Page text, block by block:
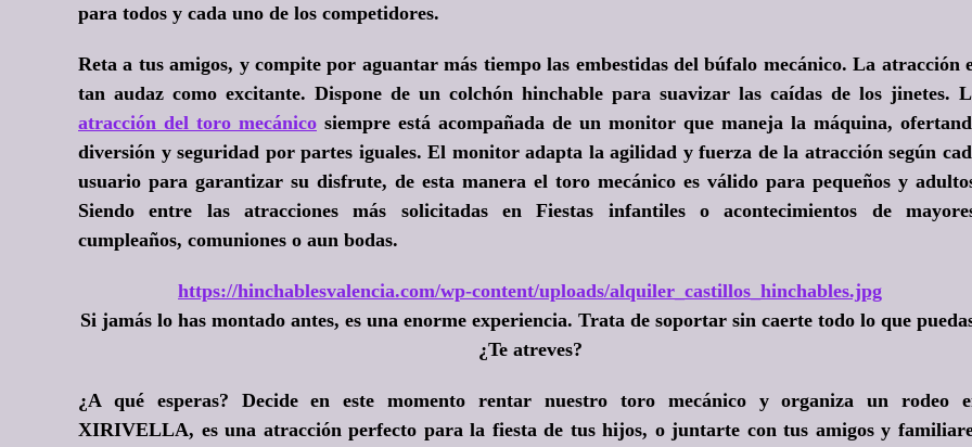
para todos y cada uno de los competidores.
Reta a tus amigos, y compite por aguantar más tiempo las embestidas del búfalo mecánico. La atracción
tan audaz como excitante. Dispone de un colchón hinchable para suavizar las caídas de los jinetes.
atracción del toro mecánico siempre está acompañada de un monitor que maneja la máquina,
diversión y seguridad por partes iguales. El monitor adapta la agilidad y fuerza de la atracción según
usuario para garantizar su disfrute, de esta manera el toro mecánico es válido para pequeños y
Siendo entre las atracciones más solicitadas en Fiestas infantiles o acontecimientos de
cumpleaños, comuniones o aun bodas.
https://hinchablesvalencia.com/wp-content/uploads/alquiler_castillos_hinchables.jpg
Si jamás lo has montado antes, es una enorme experiencia. Trata de soportar sin caerte todo lo que
¿Te atreves?
¿A qué esperas? Decide en este momento rentar nuestro toro mecánico y organiza un rodeo
XIRIVELLA, es una atracción perfecto para la fiesta de tus hijos, o juntarte con tus amigos y